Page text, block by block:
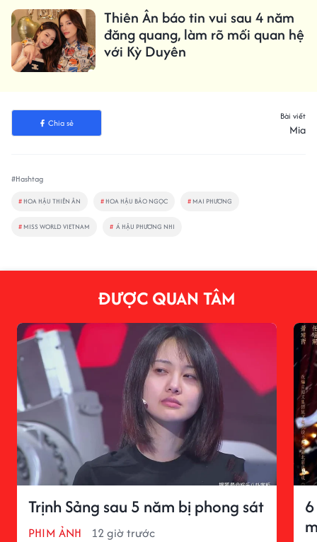
Thiên Ân báo tin vui sau 4 năm
đăng quang, làm rõ mối quan hệ
với Kỳ Duyên
Chia sẻ
Bài viết
Mia
#Hashtag
# HOA HẬU THIÊN ÂN # HOA HẬU BẢO NGỌC # MAI PHƯƠNG
# MISS WORLD VIETNAM # Á HẬU PHƯƠNG NHI
ĐƯỢC QUAN TÂM
Trịnh Sảng sau 5 năm bị phong sát
PHIM ẢNH 12 giờ trước